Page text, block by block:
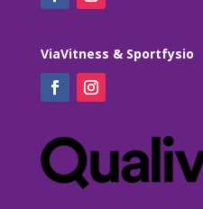
ViaVitness & Sportfysio